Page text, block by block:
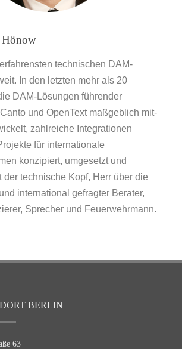
Hönow
technischen DAM-
In den letzten mehr als 20
DAM-Lösungen führender
und OpenText maßgeblich mit-
zahlreiche Integrationen
für internationale
konzipiert, umgesetzt und
der technische Kopf, Herr über die
international gefragter Berater,
Sprecher und Feuerwehrmann.
BERLIN
63